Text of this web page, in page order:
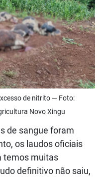
de nitrito — Foto:
Novo Xingu
de sangue foram
os laudos oficiais
temos muitas
definitivo não saiu,